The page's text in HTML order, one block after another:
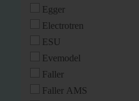
Egger
Electrotren
ESU
Evemodel
Faller
Faller AMS